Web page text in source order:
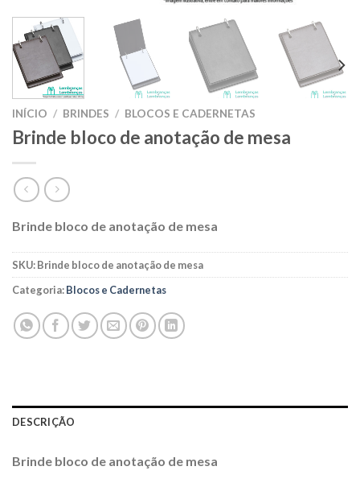
INÍCIO / BRINDES / BLOCOS E CADERNETAS
Brinde bloco de anotação de mesa
Brinde bloco de anotação de mesa
SKU:Brinde bloco de anotação de mesa
Categoria:Blocos e Cadernetas
DESCRIÇÃO
Brinde bloco de anotação de mesa